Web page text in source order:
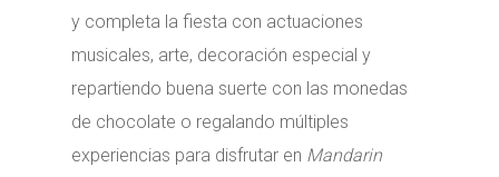
y completa la fiesta con actuaciones
musicales, arte, decoración especial y
repartiendo buena suerte con las monedas
de chocolate o regalando múltiples
experiencias para disfrutar en Mandarin